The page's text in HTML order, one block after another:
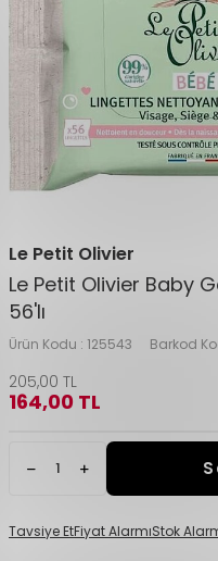
Le Petit Olivier
Le Petit Olivier Baby
56'lı
Ürün Kodu : 125543 Barkod
205,00 TL
164,00 TL
Tavsiye EtFiyat AlarmıStok